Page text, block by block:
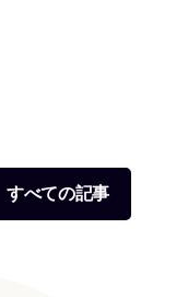
すべての記事